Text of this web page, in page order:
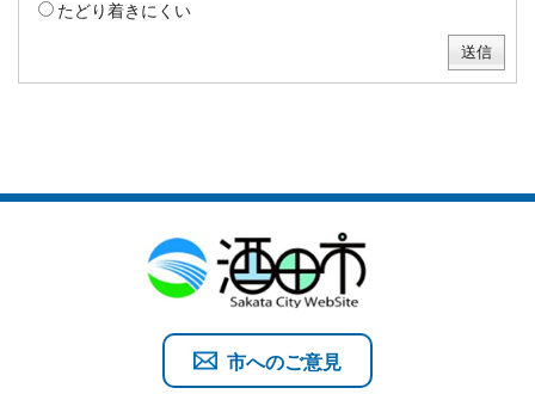
たどり着きにくい
市へのご意見